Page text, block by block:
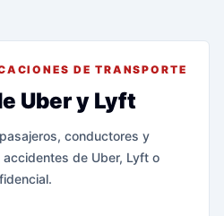
DE TRANSPORTE
Uber y Lyft
conductores y
de Uber, Lyft o